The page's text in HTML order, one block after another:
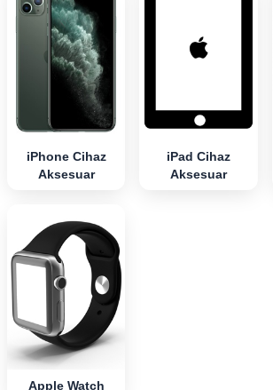
iPhone Cihaz
Aksesuar
iPad Cihaz
Aksesuar
Apple Watch